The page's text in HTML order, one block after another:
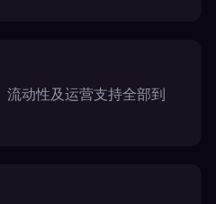
动性及运营支持全部到